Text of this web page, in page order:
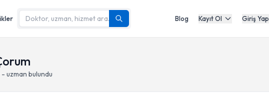
Blog Kayıt Ol Giriş Yap
uzman bulundu